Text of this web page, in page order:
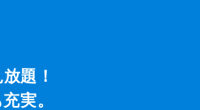
題！
実。